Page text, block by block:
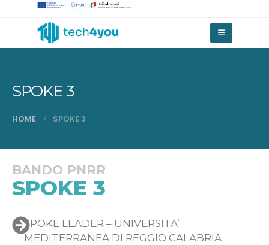
SPOKE 3
HOME SPOKE 3
BANDO PNRR
SPOKE 3
SPOKE LEADER – UNIVERSITA’
MEDITERRANEA DI REGGIO CALABRIA